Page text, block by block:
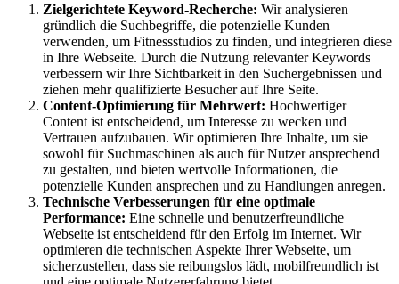
Zielgerichtete Keyword-Recherche: Wir analysieren
gründlich die Suchbegriffe, die potenzielle Kunden
verwenden, um Fitnessstudios zu finden, und integrieren diese
in Ihre Webseite. Durch die Nutzung relevanter Keywords
verbessern wir Ihre Sichtbarkeit in den Suchergebnissen und
ziehen mehr qualifizierte Besucher auf Ihre Seite.
Content-Optimierung für Mehrwert: Hochwertiger
Content ist entscheidend, um Interesse zu wecken und
Vertrauen aufzubauen. Wir optimieren Ihre Inhalte, um sie
sowohl für Suchmaschinen als auch für Nutzer ansprechend
zu gestalten, und bieten wertvolle Informationen, die
potenzielle Kunden ansprechen und zu Handlungen anregen.
Technische Verbesserungen für eine optimale
Performance: Eine schnelle und benutzerfreundliche
Webseite ist entscheidend für den Erfolg im Internet. Wir
optimieren die technischen Aspekte Ihrer Webseite, um
sicherzustellen, dass sie reibungslos lädt, mobilfreundlich ist